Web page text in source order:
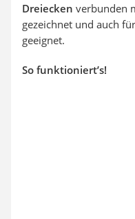
Dreiecken verbunden
gezeichnet und auch
geeignet.
So funktioniert’s!